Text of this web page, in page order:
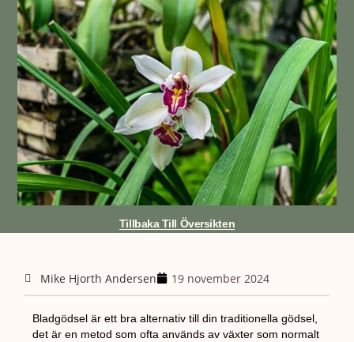
Tillbaka Till Översikten
Mike Hjorth Andersen 19 november 2024
Bladgödsel är ett bra alternativ till din traditionella gödsel,
det är en metod som ofta används av växter som normalt